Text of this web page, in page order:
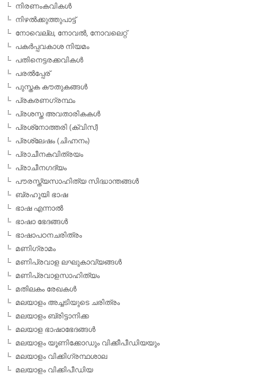
നിരണംകവികള്‍
നിഴല്‍ക്കുത്തുപാട്ട്
നോവെല്ല, നോവല്‍, നോവലെറ്റ്
പകര്‍പ്പവകാശ നിയമം
പതിനെട്ടരക്കവികള്‍
പരല്‍പ്പേര്
പുസ്തക കൗതുകങ്ങള്‍
പ്രകരണഗ്രന്ഥം
പ്രശസ്ത അവതാരികകള്‍
പ്രശ്‌നോത്തരി (ക്വിസ്)
പ്രശ്ലേഷം (ചിഹ്നനം)
പ്രാചീനകവിത്രയം
പ്രാചീനഗദ്യം
പൗരസ്ത്യസാഹിത്യ സിദ്ധാന്തങ്ങള്‍
ബ്രഹൂയി ഭാഷ
ഭാഷ എന്നാല്‍
ഭാഷാ ഭേദങ്ങള്‍
ഭാഷാപഠനചരിത്രം
മണിഗ്രാമം
മണിപ്രവാള ലഘുകാവ്യങ്ങള്‍
മണിപ്രവാളസാഹിത്യം
മതിലകം രേഖകള്‍
മലയാളം അച്ചടിയുടെ ചരിത്രം
മലയാളം ബ്രിട്ടാനിക്ക
മലയാള ഭാഷാഭേദങ്ങള്‍
മലയാളം യൂണിക്കോഡും വിക്കീപീഡിയയും
മലയാളം വിക്കിഗ്രന്ഥശാല
മലയാളം വിക്കിപീഡിയ